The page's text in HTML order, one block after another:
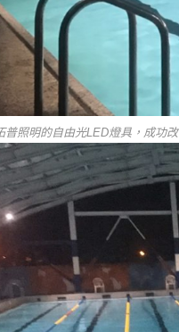
普照明的自由光LED燈具，成功